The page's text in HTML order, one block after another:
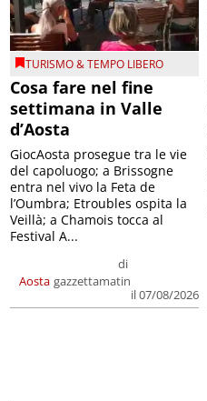
TURISMO & TEMPO LIBERO
Cosa fare nel fine
settimana in Valle
d’Aosta
Aosta
di
gazzettamatin
il 07/08/2026
GiocAosta prosegue tra le vie
del capoluogo; a Brissogne
entra nel vivo la Feta de
l’Oumbra; Etroubles ospita la
Veillà; a Chamois tocca al
Festival A...